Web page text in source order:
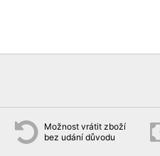
Možnost vrátit zboží
bez udání důvodu